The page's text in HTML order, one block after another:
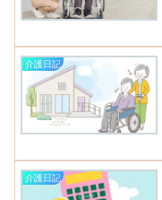
介護日記
介護日記